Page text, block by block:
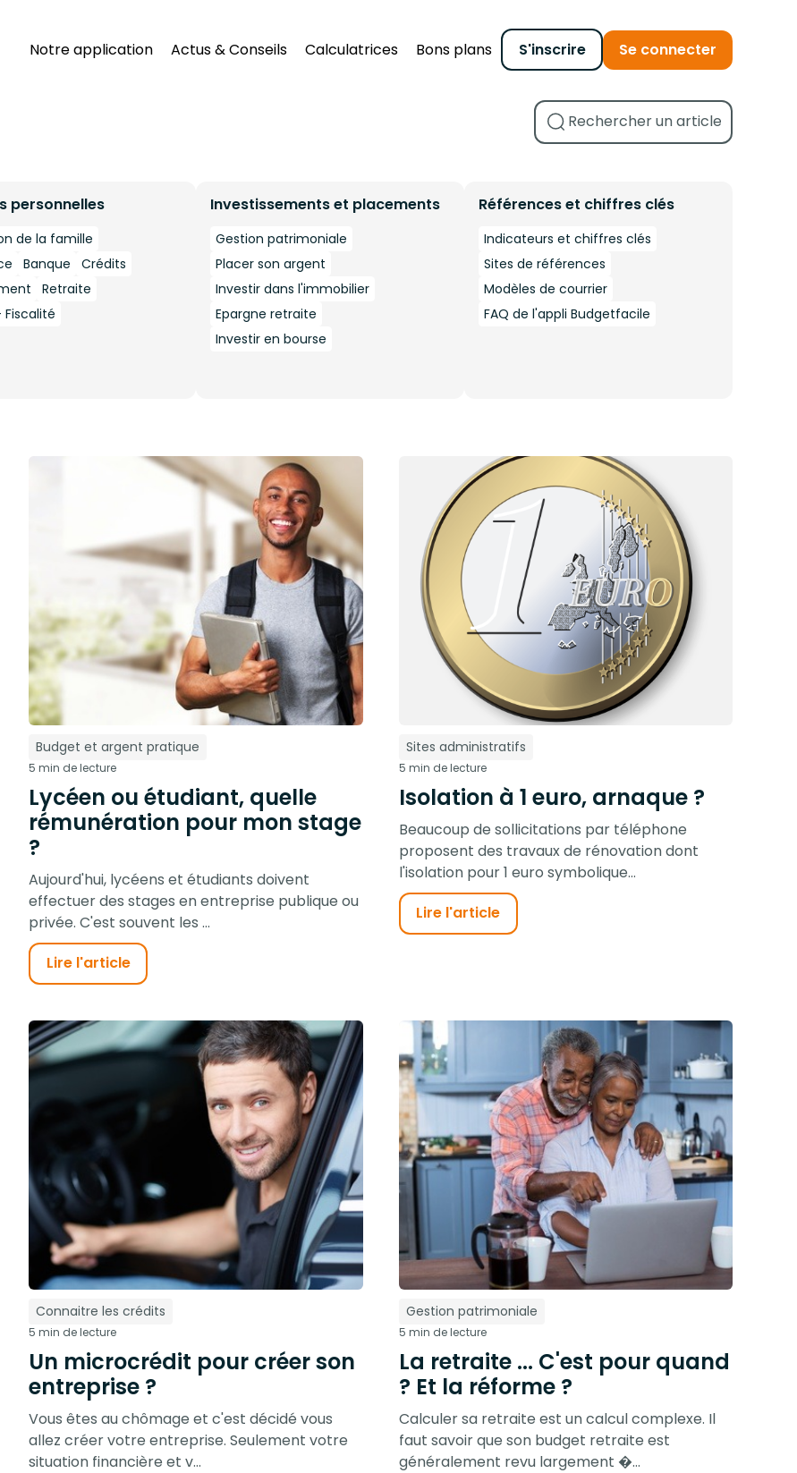
Notre application Actus & Conseils Calculatrices Bons plans S'inscrire Se connecter
personnelles
de la famille
Banque
Crédits
Retraite
Investissements et placements
Gestion patrimoniale
Placer son argent
Investir dans l'immobilier
Epargne retraite
Investir en bourse
Références et chiffres clés
Indicateurs et chiffres clés
Sites de références
Modèles de courrier
FAQ de l'appli Budgetfacile
Budget et argent pratique
5 min de lecture
Lycéen ou étudiant, quelle
rémunération pour mon stage
?
Aujourd'hui, lycéens et étudiants doivent
effectuer des stages en entreprise publique ou
privée. C'est souvent les ...
Lire l'article
Sites administratifs
5 min de lecture
Isolation à 1 euro, arnaque ?
Beaucoup de sollicitations par téléphone
proposent des travaux de rénovation dont
l'isolation pour 1 euro symbolique...
Lire l'article
Connaitre les crédits
5 min de lecture
Un microcrédit pour créer son
entreprise ?
Vous êtes au chômage et c'est décidé vous
allez créer votre entreprise. Seulement votre
situation financière et v...
Gestion patrimoniale
5 min de lecture
La retraite ... C'est pour quand
? Et la réforme ?
Calculer sa retraite est un calcul complexe. Il
faut savoir que son budget retraite est
généralement revu largement �...